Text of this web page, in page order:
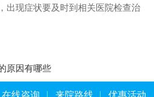
出现症状要及时到相关医院检查治
原因有哪些
在线咨询 来院路线 优惠活动